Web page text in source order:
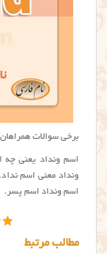
برخی سوالات
اسم ونداد یعنی چه
ونداد معنى اسم
اسم ونداد اسم پسر.
مطالب مرتبط